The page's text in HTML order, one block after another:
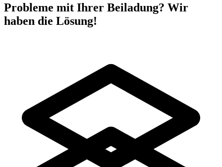
Probleme mit Ihrer Beiladung? Wir
haben die Lösung!